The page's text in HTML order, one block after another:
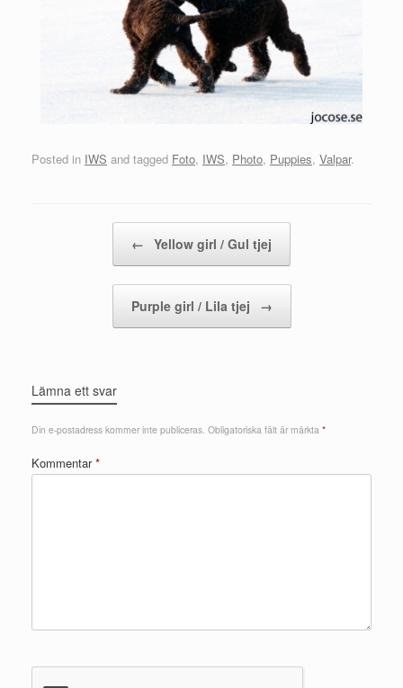
Posted in IWS and tagged Foto, IWS, Photo, Puppies, Valpar.
← Yellow girl / Gul tjej
Purple girl / Lila tjej →
Lämna ett svar
Din e-postadress kommer inte publiceras. Obligatoriska fält är märkta *
Kommentar*